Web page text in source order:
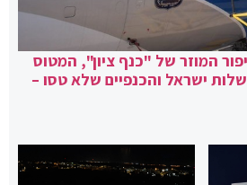
המוזר של "כנף ציון", המטוס
ישראל והכנפיים שלא טסו –